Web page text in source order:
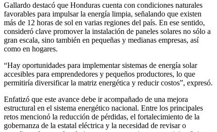
Gallardo destacó que Honduras cuenta con condiciones naturales
favorables para impulsar la energía limpia, señalando que existen
más de 12 horas de sol en varias regiones del país. En ese sentido,
consideró clave promover la instalación de paneles solares no sólo a
gran escala, sino también en pequeñas y medianas empresas, así
como en hogares.
“Hay oportunidades para implementar sistemas de energía solar
accesibles para emprendedores y pequeños productores, lo que
permitiría diversificar la matriz energética y reducir costos”, expresó.
Enfatizó que este avance debe ir acompañado de una mejora
estructural en el sistema energético nacional. Entre los principales
retos mencionó la reducción de pérdidas, el fortalecimiento de la
gobernanza de la estatal eléctrica y la necesidad de revisar o